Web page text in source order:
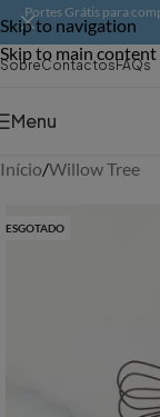
Skip to navigation
Skip to main content
Portes Grátis para
SobreContactosFAQs
Menu
Início/Willow Tree
ESGOTADO